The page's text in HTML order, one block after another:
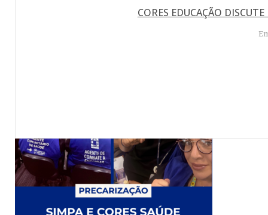
CORES EDUCAÇÃO